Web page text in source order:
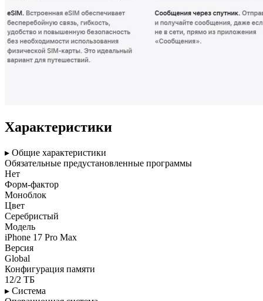
Характеристики
▸ Общие характеристики
Обязательные предустановленные программы
Нет
Форм-фактор
Моноблок
Цвет
Серебристый
Модель
iPhone 17 Pro Max
Версия
Global
Конфигурация памяти
12/2 ТБ
▸ Система